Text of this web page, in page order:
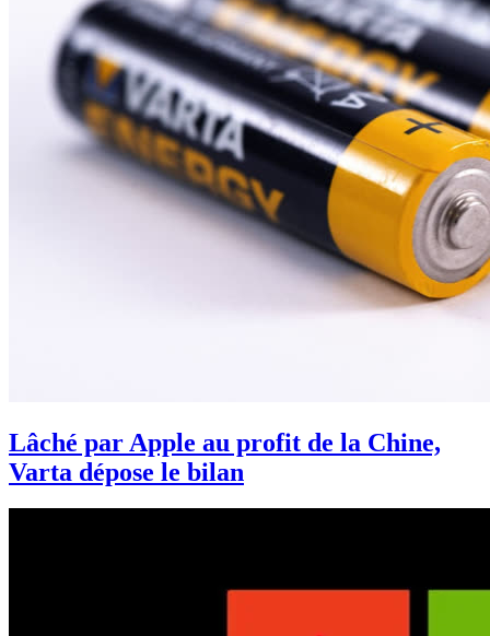
Lâché par Apple au profit de la Chine,
Varta dépose le bilan